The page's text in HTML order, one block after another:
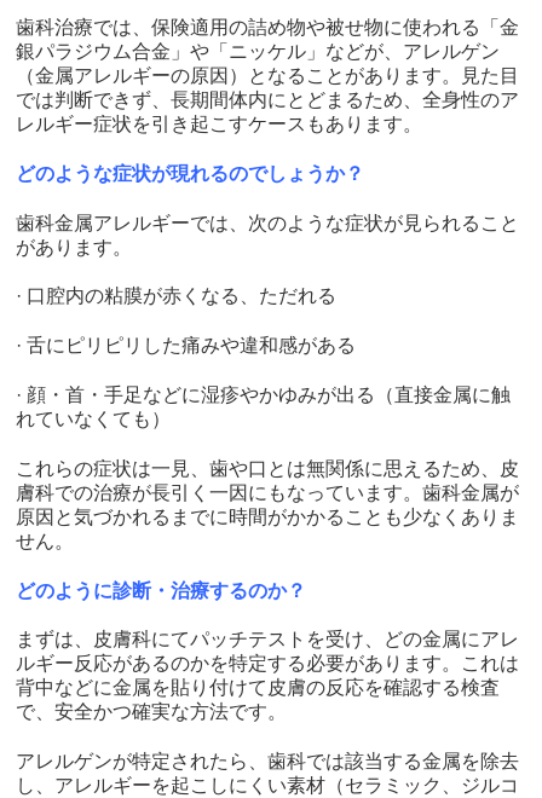
歯科治療では、保険適用の詰め物や被せ物に使われる「金
銀パラジウム合金」や「ニッケル」などが、アレルゲン
（金属アレルギーの原因）となることがあります。見た目
では判断できず、長期間体内にとどまるため、全身性のア
レルギー症状を引き起こすケースもあります。
どのような症状が現れるのでしょうか？
歯科金属アレルギーでは、次のような症状が見られること
があります。
· 口腔内の粘膜が赤くなる、ただれる
· 舌にピリピリした痛みや違和感がある
· 顔・首・手足などに湿疹やかゆみが出る（直接金属に触
れていなくても）
これらの症状は一見、歯や口とは無関係に思えるため、皮
膚科での治療が長引く一因にもなっています。歯科金属が
原因と気づかれるまでに時間がかかることも少なくありま
せん。
どのように診断・治療するのか？
まずは、皮膚科にてパッチテストを受け、どの金属にアレ
ルギー反応があるのかを特定する必要があります。これは
背中などに金属を貼り付けて皮膚の反応を確認する検査
で、安全かつ確実な方法です。
アレルゲンが特定されたら、歯科では該当する金属を除去
し、アレルギーを起こしにくい素材（セラミック、ジルコ